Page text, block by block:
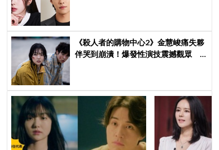
《殺人者的購物中心2》金慧峻痛失夥
伴哭到崩潰！爆發性演技震撼觀眾